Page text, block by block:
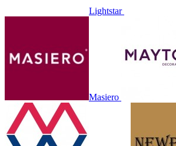
Lightstar
Masiero